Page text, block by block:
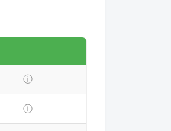
ⓘ
ⓘ